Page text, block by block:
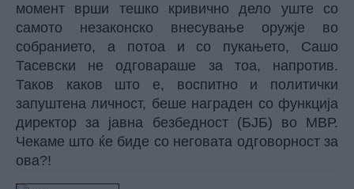
момент врши тешко кривично дело уште со
самото незаконско внесување оружје во
собранието, а потоа и со пукањето, Сашо
Тасевски не одговараше за тоа, напротив.
Таков каков што е, воспитно и политички
запуштена личност, беше награден со функција
директор за јавна безбедност (БЈБ) во МВР.
Чекаме што ќе биде со неговата одговорност за
ова?!